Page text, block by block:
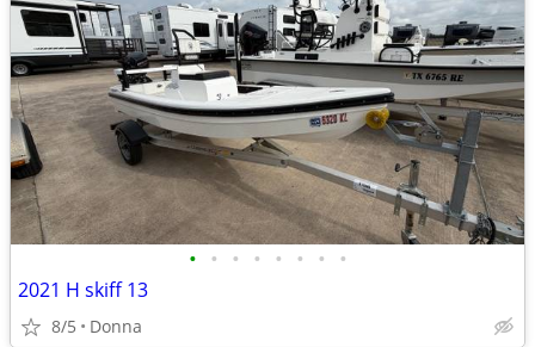
• • • • • • • •
2021 H skiff 13
8/5 Donna